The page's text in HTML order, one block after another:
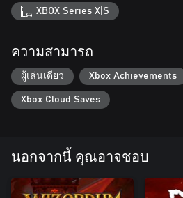
XBOX Series X|S
ความสามารถ
ผู้เล่นเดียว Xbox Achievements
Xbox Cloud Saves
นอกจากนี้ คุณอาจชอบ